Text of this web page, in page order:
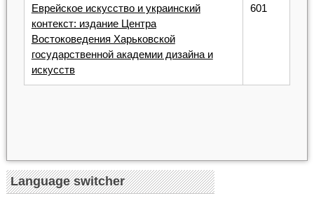
Еврейское искусство и украинский
контекст: издание Центра
Востоковедения Харьковской
государственной академии дизайна и
искусств
601
Language switcher